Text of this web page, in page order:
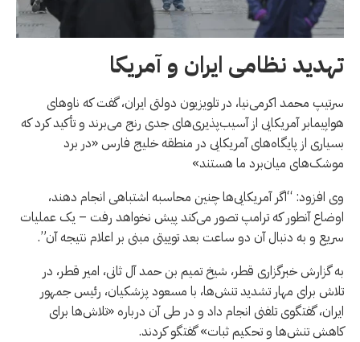
تهدید نظامی ایران و آمریکا
سرتیپ محمد اکرمی‌نیا، در تلویزیون دولتی ایران، گفت که ناوهای
هواپیمابر آمریکایی از آسیب‌پذیری‌های جدی رنج می‌برند و تأکید کرد که
بسیاری از پایگاه‌های آمریکایی در منطقه خلیج فارس «در برد
موشک‌های میان‌برد ما هستند»
وی افزود: “اگر آمریکایی‌ها چنین محاسبه اشتباهی انجام دهند،
اوضاع آنطور که ترامپ تصور می‌کند پیش نخواهد رفت – یک عملیات
سریع و به دنبال آن دو ساعت بعد توییتی مبنی بر اعلام نتیجه آن”.
به گزارش خبرگزاری قطر، شیخ تمیم بن حمد آل ثانی، امیر قطر، در
تلاش برای مهار تشدید تنش‌ها، با مسعود پزشکیان، رئیس جمهور
ایران، گفتگوی تلفنی انجام داد و در طی آن درباره «تلاش‌ها برای
کاهش تنش‌ها و تحکیم ثبات» گفتگو کردند.